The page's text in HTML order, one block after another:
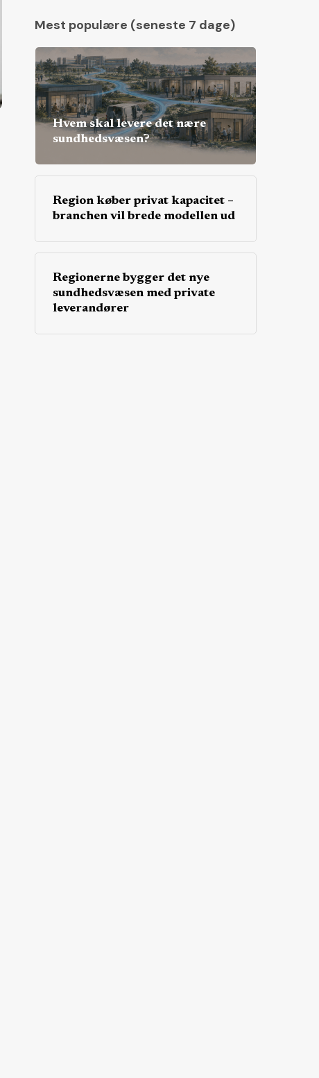
Mest populære (seneste 7 dage)
Hvem skal levere det nære
sundhedsvæsen?
Region køber privat kapacitet –
branchen vil brede modellen ud
Regionerne bygger det nye
sundhedsvæsen med private
leverandører